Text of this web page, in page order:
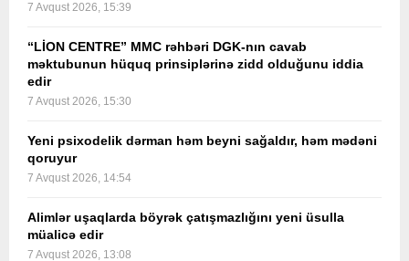
7 Avqust 2026, 15:39
“LİON CENTRE” MMC rəhbəri DGK-nın cavab
məktubunun hüquq prinsiplərinə zidd olduğunu iddia
edir
7 Avqust 2026, 15:30
Yeni psixodelik dərman həm beyni sağaldır, həm mədəni
qoruyur
7 Avqust 2026, 14:54
Alimlər uşaqlarda böyrək çatışmazlığını yeni üsulla
müalicə edir
7 Avqust 2026, 13:08